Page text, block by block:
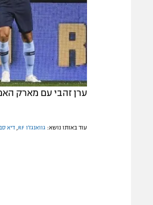
ערן זהבי עם מארק
עוד באותו נושא: גוואנגז'ו RF דיא